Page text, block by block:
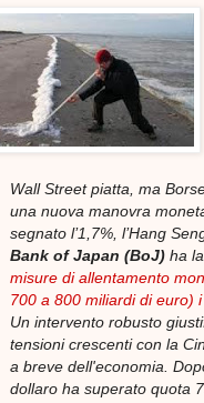
Wall Street piatta, ma
una nuova manovra
segnato l’1,7%, l’Hang
Bank of Japan (BoJ) ha
misure di allentamento
700 a 800 miliardi di euro)
Un intervento robusto
tensioni crescenti con la
a breve dell'economia.
dollaro ha superato quota